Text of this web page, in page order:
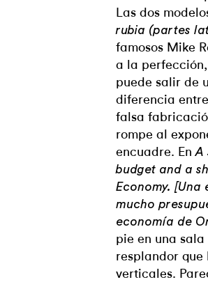
Las dos
rubia (partes
famosos Mike
a la
puede salir de
diferencia
falsa
rompe al
encuadre. EnA
budget and a
Economy.
mucho
economía de
pie en una
resplandor que
verticales.